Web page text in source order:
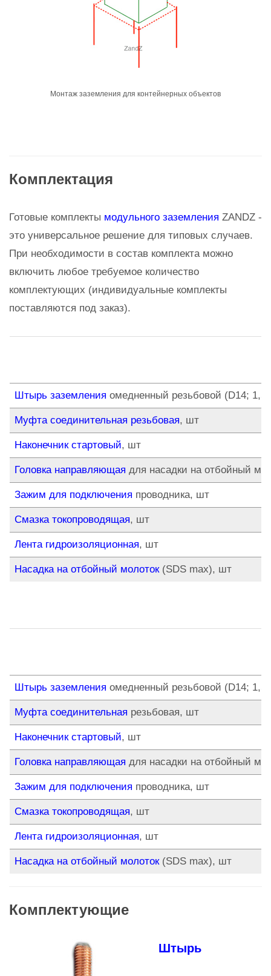
Монтаж заземления для контейнерных объектов
Комплектация
Готовые комплекты модульного заземления ZANDZ -
это универсальное решение для типовых случаев.
При необходимости в состав комплекта можно
включить любое требуемое количество
комплектующих (индивидуальные комплекты
поставляются под заказ).
Штырь заземления омедненный резьбовой (D14;
Муфта соединительная резьбовая, шт
Наконечник стартовый, шт
Головка направляющая для насадки на отбойный
Зажим для подключения проводника, шт
Смазка токопроводящая, шт
Лента гидроизоляционная, шт
Насадка на отбойный молоток(SDS max), шт
Штырь заземления омедненный резьбовой (D14;
Муфта соединительная резьбовая, шт
Наконечник стартовый, шт
Головка направляющая для насадки на отбойный
Зажим для подключения проводника, шт
Смазка токопроводящая, шт
Лента гидроизоляционная, шт
Насадка на отбойный молоток(SDS max), шт
Комплектующие
Штырь